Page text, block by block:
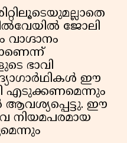
ജോലി
ഭാവി
ഈ
എടുക്കണമെന്നും
ഈ
നിയമപരമായ